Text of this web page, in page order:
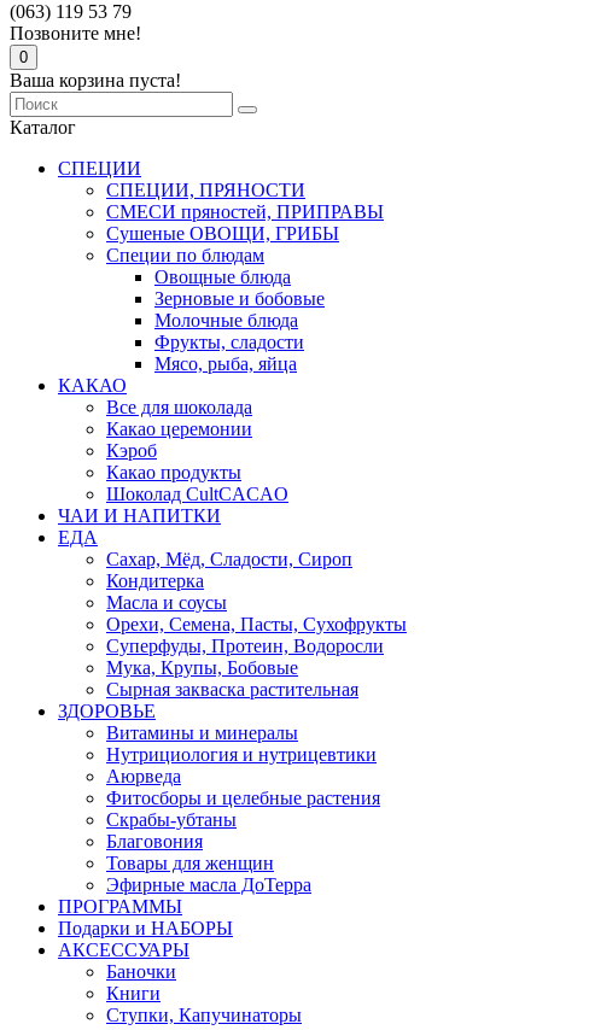
(063) 119 53 79
Позвоните мне!
0
Ваша корзина пуста!
Каталог
СПЕЦИИ
СПЕЦИИ, ПРЯНОСТИ
СМЕСИ пряностей, ПРИПРАВЫ
Сушеные ОВОЩИ, ГРИБЫ
Специи по блюдам
Овощные блюда
Зерновые и бобовые
Молочные блюда
Фрукты, сладости
Мясо, рыба, яйца
КАКАО
Все для шоколада
Какао церемонии
Кэроб
Какао продукты
Шоколад CultCACAO
ЧАИ И НАПИТКИ
ЕДА
Сахар, Мёд, Сладости, Сироп
Кондитерка
Масла и соусы
Орехи, Семена, Пасты, Сухофрукты
Суперфуды, Протеин, Водоросли
Мука, Крупы, Бобовые
Сырная закваска растительная
ЗДОРОВЬЕ
Витамины и минералы
Нутрициология и нутрицевтики
Аюрведа
Фитосборы и целебные растения
Скрабы-убтаны
Благовония
Товары для женщин
Эфирные масла ДоТерра
ПРОГРАММЫ
Подарки и НАБОРЫ
АКСЕССУАРЫ
Баночки
Книги
Ступки, Капучинаторы